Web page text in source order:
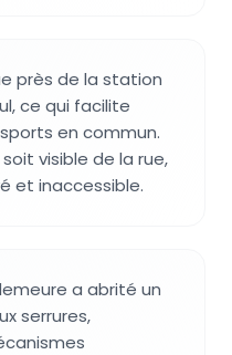
près de la station
ce qui facilite
en commun.
visible de la rue,
et inaccessible.
a abrité un
serrures,